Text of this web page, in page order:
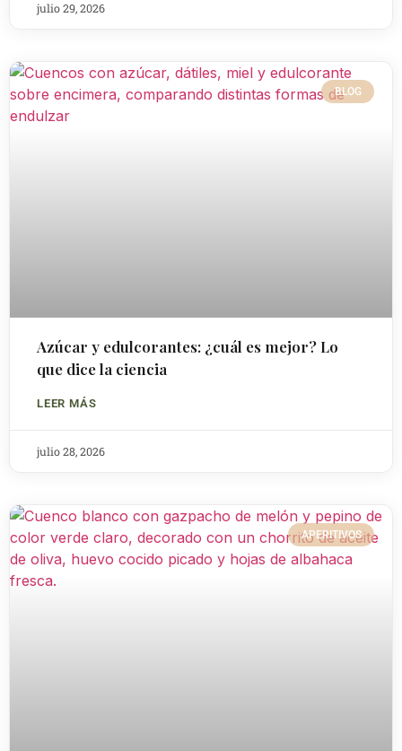
julio 29, 2026
BLOG
Azúcar y edulcorantes: ¿cuál es mejor? Lo
que dice la ciencia
LEER MÁS
julio 28, 2026
APERITIVOS